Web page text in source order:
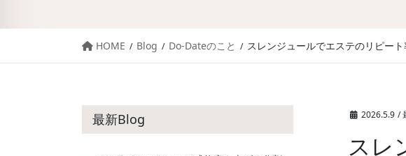
HOME Blog Do-Dateのこと スレンジュールでエステのリピー
2026.5.9 /
スレ
最新Blog